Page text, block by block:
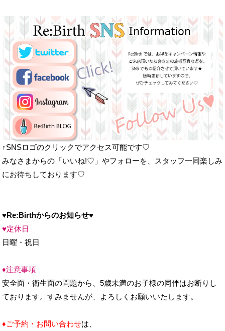
↑SNSロゴのクリックでアクセス可能です♡
みなさまからの「いいね!♡」やフォローを、スタッフ一同楽しみ
にお待ちしております♡
♥Re:Birthからのお知らせ
♦注意事項
安全面・衛生面の問題から、5歳未満のお子様の同伴はお断りし
♦ご予約・お問い合わせは、
070-2298-1696（タップで発信できます）もしくは、